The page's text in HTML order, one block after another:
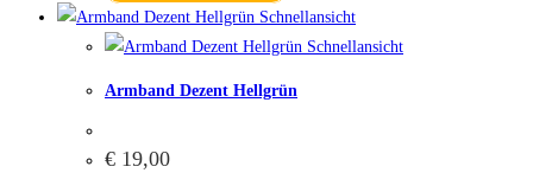
Schnellansicht
Schnellansicht
Armband Dezent Hellgrün
€ 19,00